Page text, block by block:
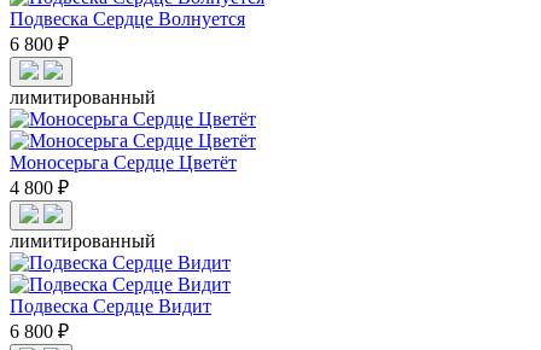
Подвеска Сердце Волнуется
6 800 ₽
лимитированный
Моносерьга Сердце Цветёт
4 800 ₽
лимитированный
Подвеска Сердце Видит
6 800 ₽